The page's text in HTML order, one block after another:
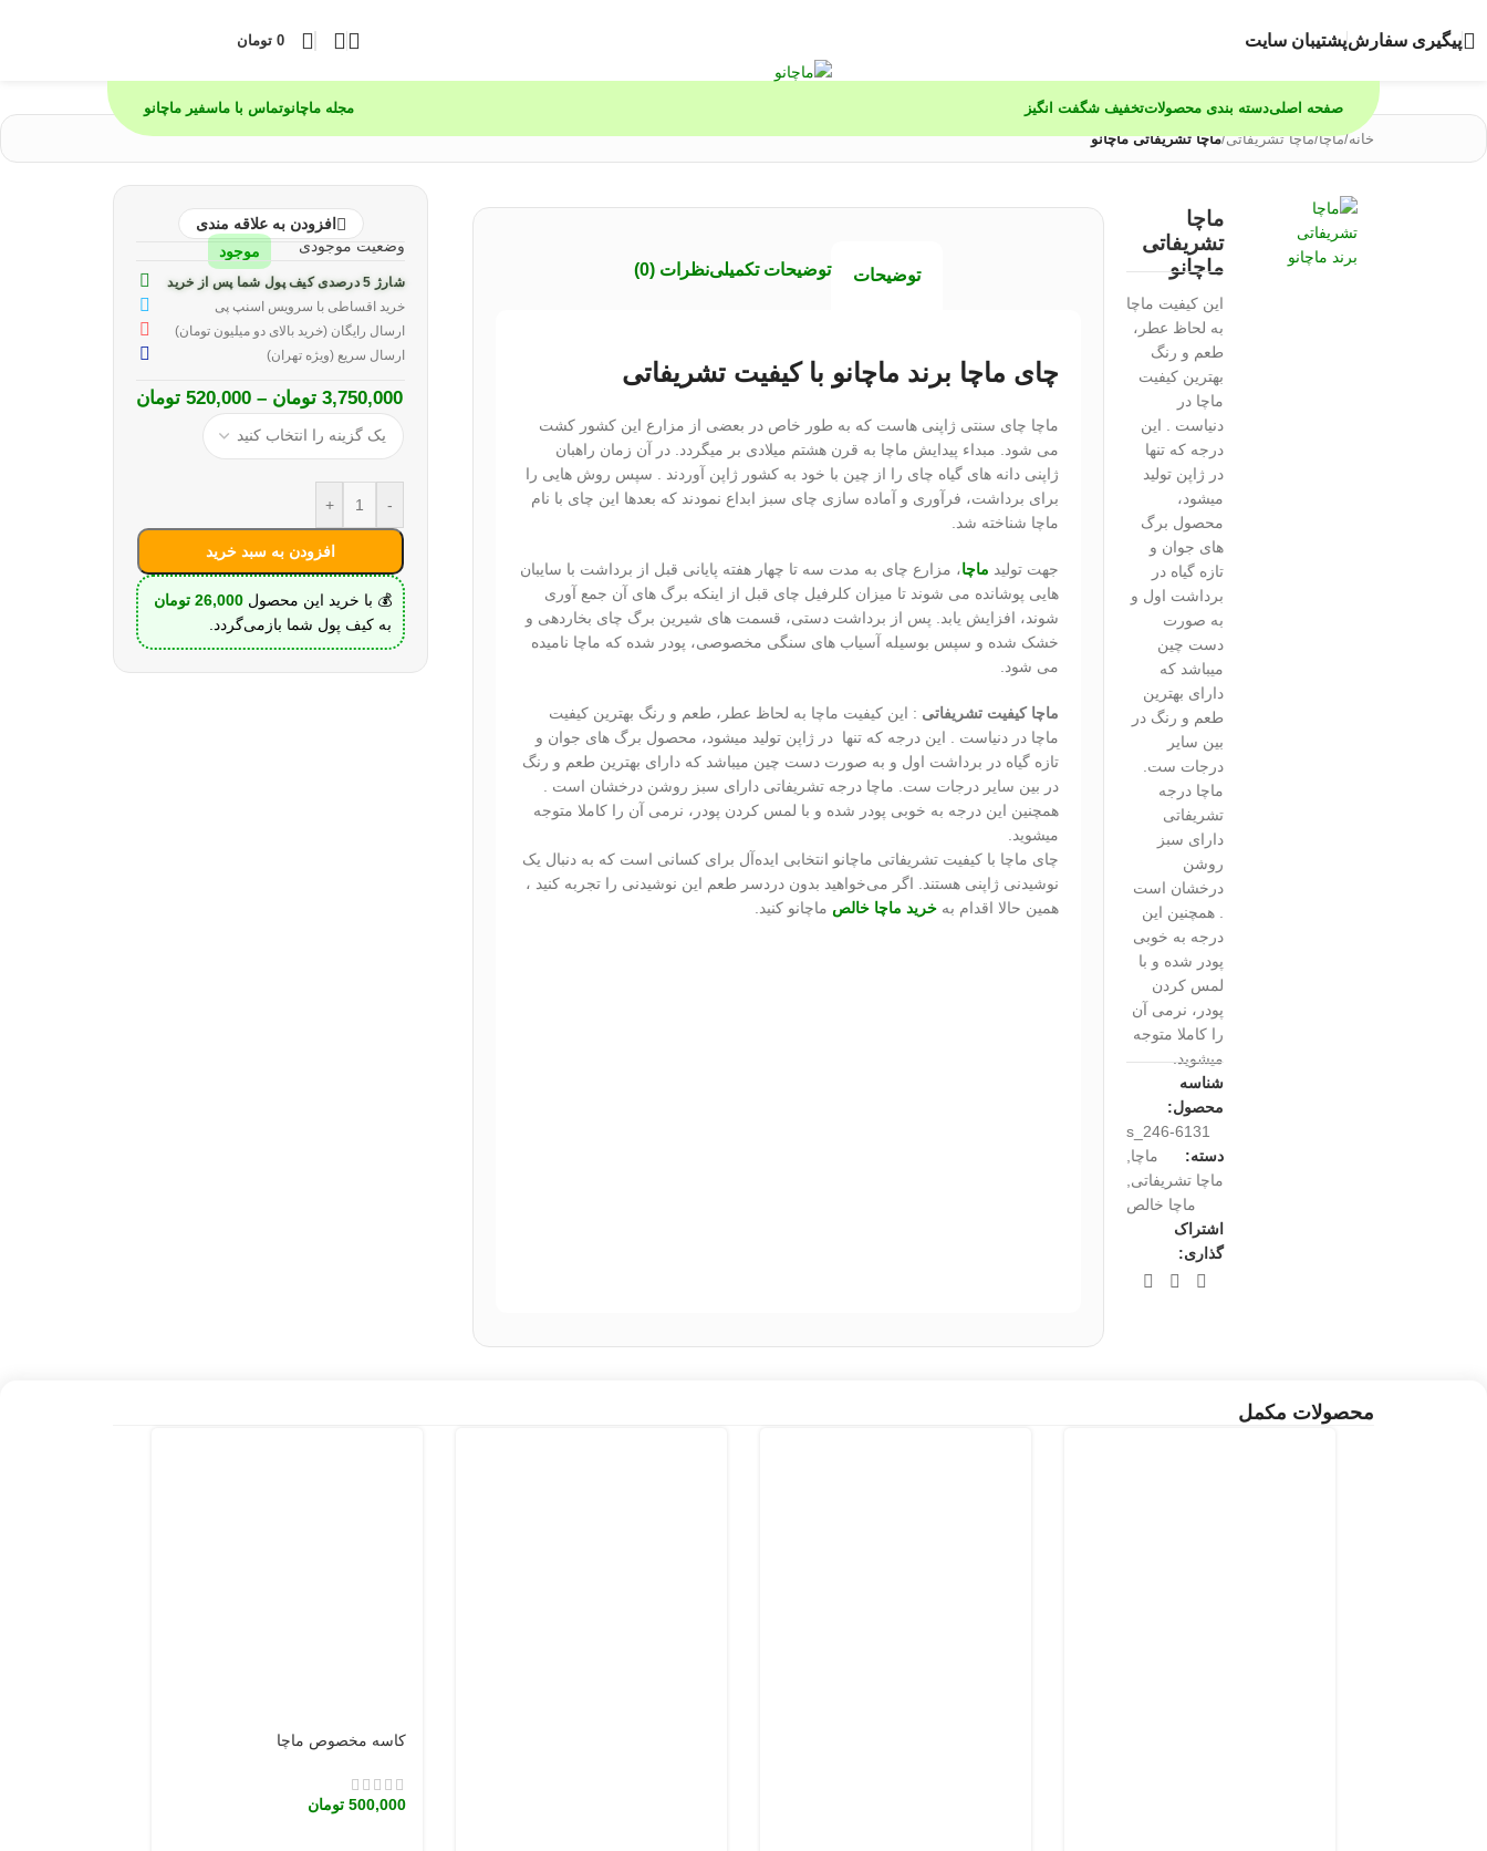
پیگیری سفارشپشتیبان سایت 0 تومان
صفحه اصلیدسته بندی محصولاتتخفیف شگفت انگیز مجله ماچانوتماس با ماسفیر ماچانو
خانه/ماچا/ماچا تشریفاتی/ماچا تشریفاتی ماچانو
ماچا
تشریفاتی
ماچانو
این کیفیت ماچا
به لحاظ عطر،
طعم و رنگ
بهترین کیفیت
ماچا در
دنیاست . این
درجه که تنها
در ژاپن تولید
میشود،
محصول برگ
های جوان و
تازه گیاه در
برداشت اول و
به صورت
دست چین
میباشد که
دارای بهترین
طعم و رنگ در
بین سایر
درجات ست.
ماچا درجه
تشریفاتی
دارای سبز
روشن
درخشان است
. همچنین این
درجه به خوبی
پودر شده و با
لمس کردن
پودر، نرمی آن
را کاملا متوجه
میشوید.
شناسه
محصول:
s_246-6131
دسته:
ماچا
ماچا تشریفاتی
ماچا خالص
اشتراک
گذاری:
توضیحات توضیحات تکمیلینظرات (0)
چای ماچا برند ماچانو با کیفیت تشریفاتی
ماچا چای سنتی ژاپنی هاست که به طور خاص در بعضی از مزارع این کشور کشت
می شود. مبداء پیدایش ماچا به قرن هشتم میلادی بر میگردد. در آن زمان راهبان
ژاپنی دانه های گیاه چای را از چین با خود به کشور ژاپن آوردند . سپس روش هایی را
برای برداشت، فرآوری و آماده سازی چای سبز ابداع نمودند که بعدها این چای با نام
ماچا شناخته شد.
جهت تولید ماچا، مزارع چای به مدت سه تا چهار هفته پایانی قبل از برداشت با سایبان
هایی پوشانده می شوند تا میزان کلرفیل چای قبل از اینکه برگ های آن جمع آوری
شوند، افزایش یابد. پس از برداشت دستی، قسمت های شیرین برگ چای بخاردهی و
خشک شده و سپس بوسیله آسیاب های سنگی مخصوصی، پودر شده که ماچا نامیده
می شود.
ماچا کیفیت تشریفاتی : این کیفیت ماچا به لحاظ عطر، طعم و رنگ بهترین کیفیت
ماچا در دنیاست . این درجه که تنها در ژاپن تولید میشود، محصول برگ های جوان و
تازه گیاه در برداشت اول و به صورت دست چین میباشد که دارای بهترین طعم و رنگ
در بین سایر درجات ست. ماچا درجه تشریفاتی دارای سبز روشن درخشان است .
همچنین این درجه به خوبی پودر شده و با لمس کردن پودر، نرمی آن را کاملا متوجه
میشوید.
چای ماچا با کیفیت تشریفاتی ماچانو انتخابی ایده‌آل برای کسانی است که به دنبال یک
نوشیدنی ژاپنی هستند. اگر می‌خواهید بدون دردسر طعم این نوشیدنی را تجربه کنید ،
همین حالا اقدام به خرید ماچا خالص ماچانو کنید.
افزودن به علاقه مندی
وضعیت موجودی
موجود
شارژ 5 درصدی کیف پول شما پس از خرید
خرید اقساطی با سرویس اسنپ پی
ارسال رایگان (خرید بالای دو میلیون تومان)
ارسال سریع (ویژه تهران)
3,750,000 تومان –
520,000 تومان
-
+
افزودن به سبد خرید
💰 با خرید این محصول26,000 تومان
به کیف پول شما بازمی‌گردد.
محصولات مکمل
کاسه مخصوص ماچا
500,000 تومان